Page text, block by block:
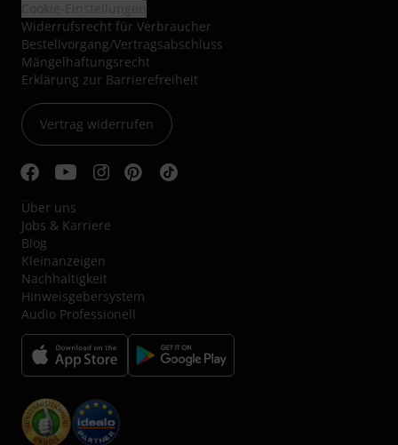
Widerrufsrecht für Verbraucher
Bestellvorgang/Vertragsabschluss
Mängelhaftungsrecht
Erklärung zur Barrierefreiheit
Vertrag widerrufen
Über uns
Jobs & Karriere
Blog
Kleinanzeigen
Nachhaltigkeit
Hinweisgebersystem
Audio Professionell